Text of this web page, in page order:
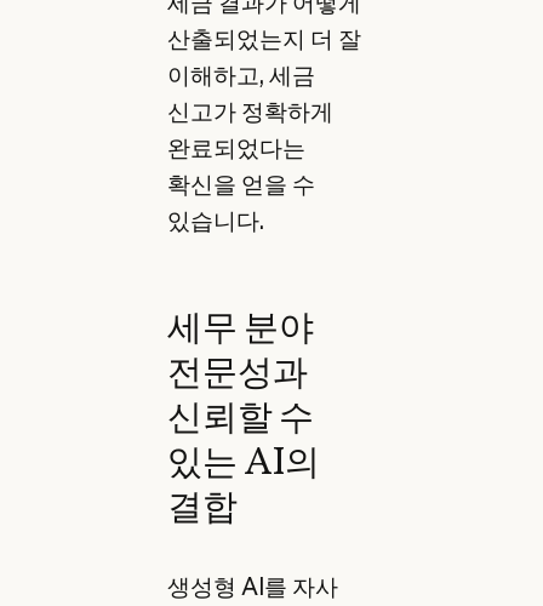
산출되었는지 더 잘
이해하고, 세금
신고가 정확하게
완료되었다는
확신을 얻을 수
있습니다.
세무 분야
전문성과
신뢰할 수
있는 AI의
결합
생성형 AI를 자사